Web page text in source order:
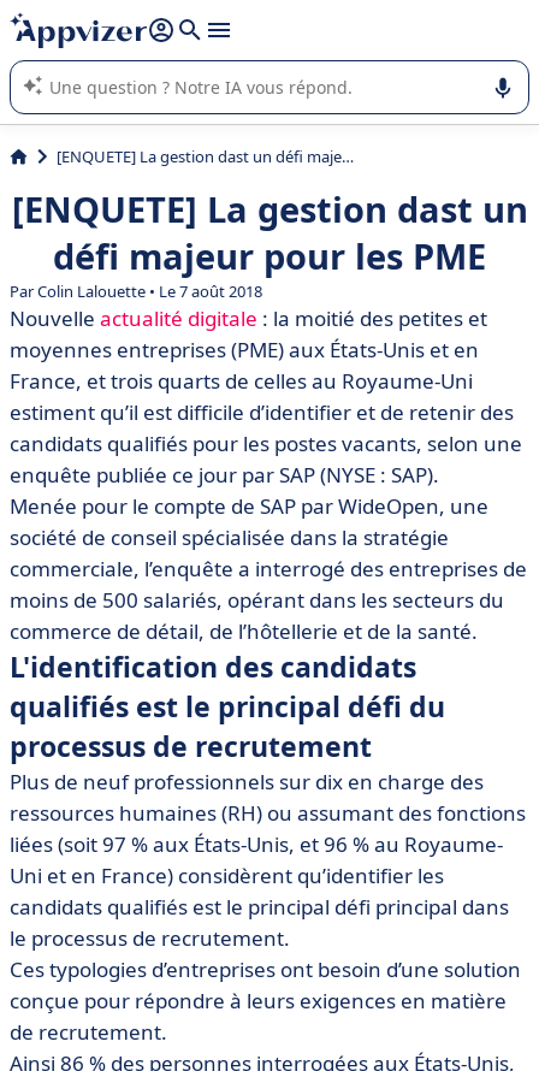
répondre (plusieurs lignes avec
L'IA de Appvizer vous guide dans l'utilisation ou la sélection de
logiciel SaaS en entreprise.
[ENQUETE] La gestion dast un défi majeur pour les PME
[ENQUETE] La gestion dast un
défi majeur pour les PME
Par Colin Lalouette • Le 7 août 2018
Nouvelle actualité digitale : la moitié des petites et
moyennes entreprises (PME) aux États-Unis et en
France, et trois quarts de celles au Royaume-Uni
estiment qu’il est difficile d’identifier et de retenir des
candidats qualifiés pour les postes vacants, selon une
enquête publiée ce jour par SAP (NYSE : SAP).
Menée pour le compte de SAP par WideOpen, une
société de conseil spécialisée dans la stratégie
commerciale, l’enquête a interrogé des entreprises de
moins de 500 salariés, opérant dans les secteurs du
commerce de détail, de l’hôtellerie et de la santé.
L'identification des candidats
qualifiés est le principal défi du
processus de recrutement
Plus de neuf professionnels sur dix en charge des
ressources humaines (RH) ou assumant des fonctions
liées (soit 97 % aux États-Unis, et 96 % au Royaume-
Uni et en France) considèrent qu’identifier les
candidats qualifiés est le principal défi principal dans
le processus de recrutement.
Ces typologies d’entreprises ont besoin d’une solution
conçue pour répondre à leurs exigences en matière
de recrutement.
Ainsi 86 % des personnes interrogées aux États-Unis,